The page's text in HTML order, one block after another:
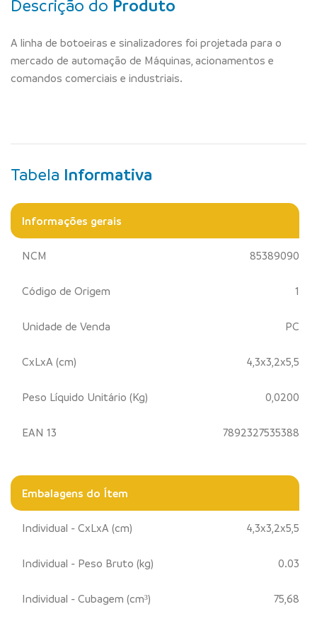
Descrição do Produto
A linha de botoeiras e sinalizadores foi projetada para o
mercado de automação de Máquinas, acionamentos e
comandos comerciais e industriais.
Tabela Informativa
Informações gerais
NCM 85389090
Código de Origem 1
Unidade de Venda PC
CxLxA (cm) 4,3x3,2x5,5
Peso Líquido Unitário (Kg) 0,0200
EAN 13 7892327535388
Embalagens do Ítem
Individual - CxLxA (cm) 4,3x3,2x5,5
Individual - Peso Bruto (kg) 0.03
Individual - Cubagem (cm³) 75,68